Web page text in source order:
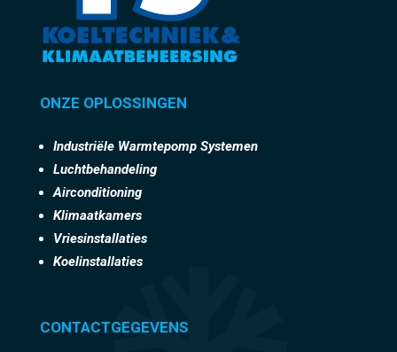
ONZE OPLOSSINGEN
Industriële Warmtepomp Systemen
Luchtbehandeling
Airconditioning
Klimaatkamers
Vriesinstallaties
Koelinstallaties
CONTACTGEGEVENS